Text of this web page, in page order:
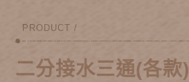
PRODUCT /
二分接水三通(各款)